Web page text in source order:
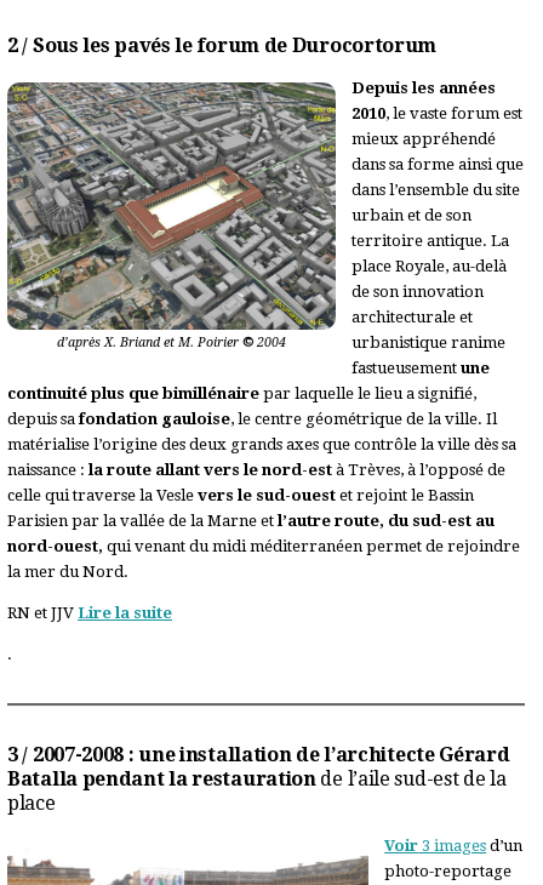
2 / Sous les pavés le forum de Durocortorum
d’après X. Briand et M. Poirier© 2004
Depuis les années
2010, le vaste forum est
mieux appréhendé
dans sa forme ainsi que
dans l’ensemble du site
urbain et de son
territoire antique. La
place Royale, au-delà
de son innovation
architecturale et
urbanistique ranime
fastueusementune
continuité plus que bimillénaire par laquelle le lieu a signifié,
depuis safondation gauloise, le centre géométrique de la ville. Il
matérialise l’origine des deux grands axes que contrôle la ville dès sa
naissance :la route allant vers le nord-està Trèves, à l’opposé de
celle qui traverse la Veslevers le sud-ouestet rejoint le Bassin
Parisien par la vallée de la Marne etl’autre route, du sud-est au
nord-ouest, qui venant du midi méditerranéen permet de rejoindre
la mer du Nord.
RN et JJVLire la suite
.
3 / 2007-2008 : une installation de l’architecte Gérard
Batalla pendant la restaurationde l’aile sud-est de la
place
Voir 3 images d’un
photo-reportage